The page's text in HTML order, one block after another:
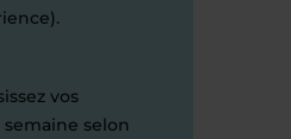
vos
selon